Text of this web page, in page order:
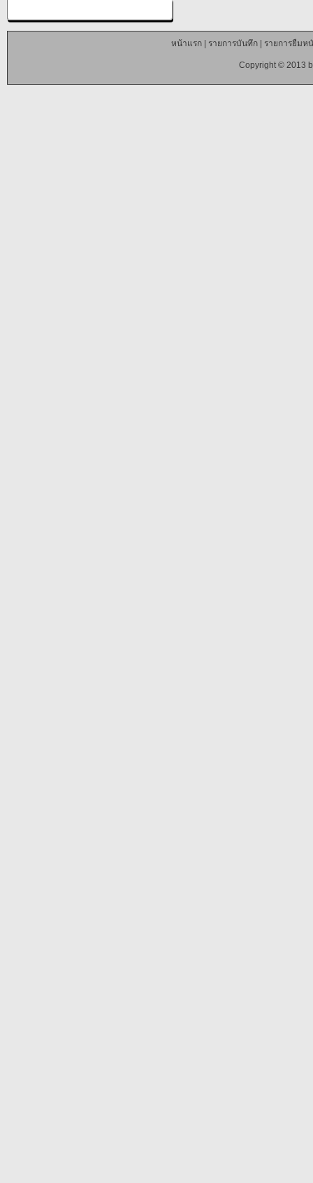
หน้าแรก| รายการบันทึก| รายการยืมห
Copyright © 2013